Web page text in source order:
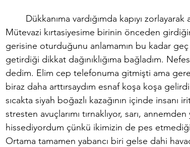
Mütevazi kırtasiyesime birinin önceden
gerisine oturduğunu anlamamın bu kadar
getirdiği dikkat dağınıklığıma bağladım.
dedim. Elim cep telefonuma gitmişti ama
biraz daha arttırsaydım esnaf koşa koşa
sıcakta siyah boğazlı kazağının içinde insanı
stresten avuçlarımı tırnaklıyor, sarı,
hissediyordum çünkü ikimizin de pes
Ortama tamamen yabancı biri gelse dahi